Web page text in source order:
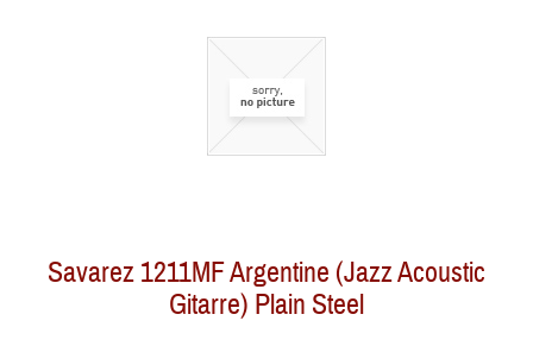
Savarez 1211MF Argentine (Jazz Acoustic
Gitarre) Plain Steel